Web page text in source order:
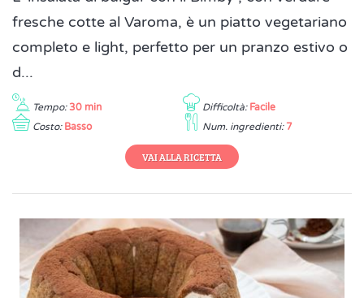
fresche cotte al Varoma, è un piatto vegetariano
completo e light, perfetto per un pranzo estivo o
d...
Tempo: 30 min Difficoltà: Facile
Costo: Basso Num. ingredienti: 7
VAI ALLA RICETTA